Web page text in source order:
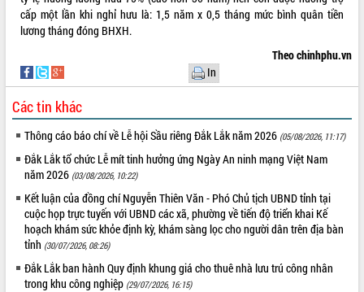
cấp một lần khi nghỉ hưu là: 1,5 năm x 0,5 tháng mức bình quân tiền
lương tháng đóng BHXH.
Theo chinhphu.vn
In
Các tin khác
Thông cáo báo chí về Lễ hội Sầu riêng Đắk Lắk năm 2026 (05/08/2026, 11:17)
Đắk Lắk tổ chức Lễ mít tinh hưởng ứng Ngày An ninh mạng Việt Nam
năm 2026 (03/08/2026, 10:22)
Kết luận của đồng chí Nguyễn Thiên Văn - Phó Chủ tịch UBND tỉnh tại
cuộc họp trực tuyến với UBND các xã, phường về tiến độ triển khai Kế
hoạch khám sức khỏe định kỳ, khám sàng lọc cho người dân trên địa bàn
tỉnh (30/07/2026, 08:26)
Đắk Lắk ban hành Quy định khung giá cho thuê nhà lưu trú công nhân
trong khu công nghiệp (29/07/2026, 16:15)